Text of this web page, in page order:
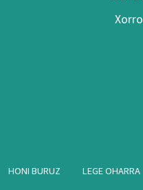
HONI BURUZ LEGE OHARRA